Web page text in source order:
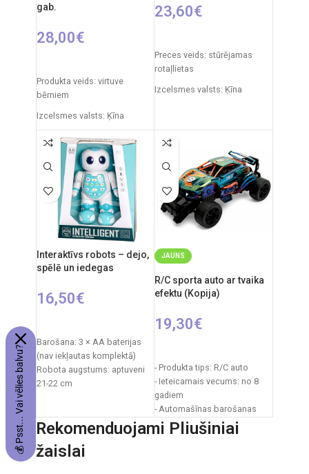
gadiem.
gab.
28,00€
Produkta veids: virtuve
bērniem
Izcelsmes valsts: Ķīna
Iepakojuma izmēri: 12 x 38 x
51,5 cm
Produkta materiāls:
plastmasa
Ieteicamais vecums: no 3
gadiem
Elementi: 3 x AA (nav iekļauti)
23,60€
Preces veids: stūrējamas
rotaļlietas
Izcelsmes valsts: Ķīna
Ieteicamais vecums: no 6
Nepieciešamie elementi:
2xAA + 3xAAA
Interaktīvs robots – dejo,
spēlē un iedegas
16,50€
Barošana: 3 × AA baterijas
(nav iekļautas komplektā)
Robota augstums: aptuveni
21-22 cm
Iepakojuma svars: 0,6 kg
Ieteicamais vecums: no 3
JAUNS
R/C sporta auto ar tvaika
efektu (Kopija)
19,30€
- Produkta tips: R/C auto
- Ieteicamais vecums: no 8
gadiem
- Automašīnas barošanas
avots: 3 x AA baterijas
- Tālvadības pults barošanas
Rekomenduojami Pliušiniai
žaislai
💰 Psst... Vai vēlies balvu?